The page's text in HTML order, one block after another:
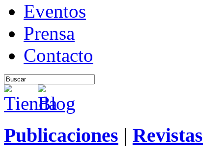
Eventos
Prensa
Contacto
Publicaciones | Revistas